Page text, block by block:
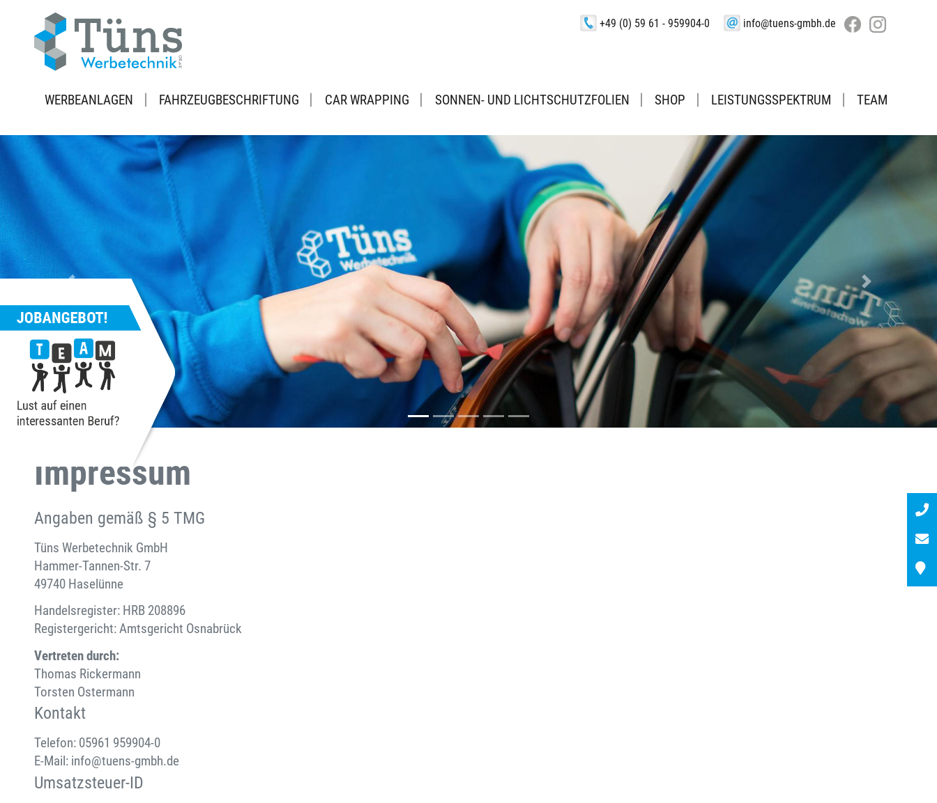
+49 (0) 59 61 - 959904-0 info@tuens-gmbh.de
WERBEANLAGEN FAHRZEUGBESCHRIFTUNG CAR WRAPPING SONNEN- UND LICHTSCHUTZFOLIEN SHOP LEISTUNGSSPEKTRUM TEAM
Impressum
Angaben gemäß § 5 TMG
Tüns Werbetechnik GmbH
Hammer-Tannen-Str. 7
49740 Haselünne
Handelsregister: HRB 208896
Registergericht: Amtsgericht Osnabrück
Vertreten durch:
Thomas Rickermann
Torsten Ostermann
Kontakt
Telefon: 05961 959904-0
E-Mail: info@tuens-gmbh.de
Umsatzsteuer-ID